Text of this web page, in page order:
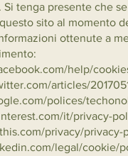
tenga presente che
sito al momento
ottenute a
help/
articles/
polices/
it/privacy-
privacy/privacy-
legal/cookie/